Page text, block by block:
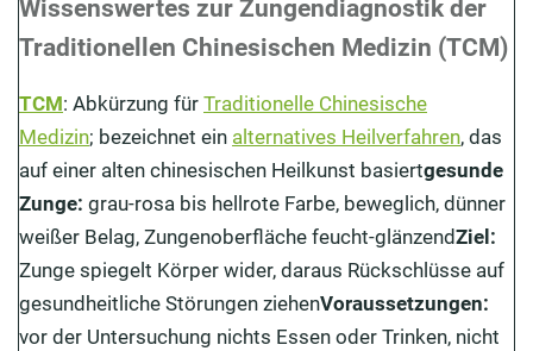
Zungendiagnostik: Was ist das Ziel der Untersuchung
Zungendiagnostik: Was sind die Voraussetzungen für
eine korrekte Untersuchung der Zunge?
Zungendiagnostik: Wie funktioniert die Untersuchung
in der TCM?
gibt es und was bedeuten sie?
Wissenswertes zur Zungendiagnostik der
Traditionellen Chinesischen Medizin (TCM)
TCM: Abkürzung für Traditionelle Chinesische
Medizin; bezeichnet ein alternatives Heilverfahren, das
auf einer alten chinesischen Heilkunst basiertgesunde
Zunge: grau-rosa bis hellrote Farbe, beweglich, dünner
weißer Belag, Zungenoberfläche feucht-glänzendZiel:
Zunge spiegelt Körper wider, daraus Rückschlüsse auf
gesundheitliche Störungen ziehenVoraussetzungen:
vor der Untersuchung nichts Essen oder Trinken, nicht